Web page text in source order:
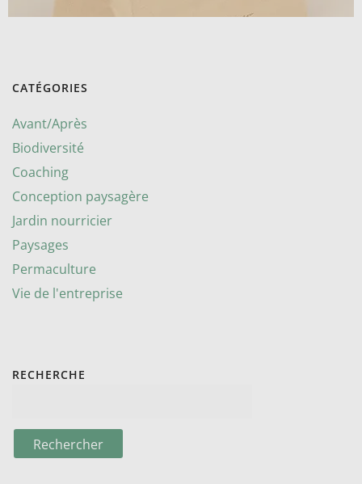
CATÉGORIES
Avant/Après
Biodiversité
Coaching
Conception paysagère
Jardin nourricier
Paysages
Permaculture
Vie de l'entreprise
RECHERCHE